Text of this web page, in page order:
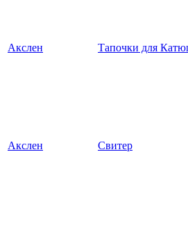
Акслен Тапочки для
Акслен Свитер